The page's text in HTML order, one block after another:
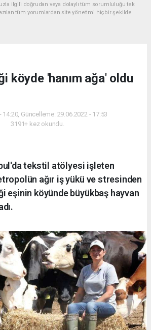
ilgili doğrudan veya dolaylı tüm sorumluluğu tek
tüm yorumlardan site yönetimi hiçbir şekilde
köyde 'hanım ağa' oldu
14:20, Güncelleme: 29.06.2022 - 17:53
3191+ kez okundu.
tekstil atölyesi işleten
ağır iş yükü ve stresinden
eşinin köyünde büyükbaş hayvan